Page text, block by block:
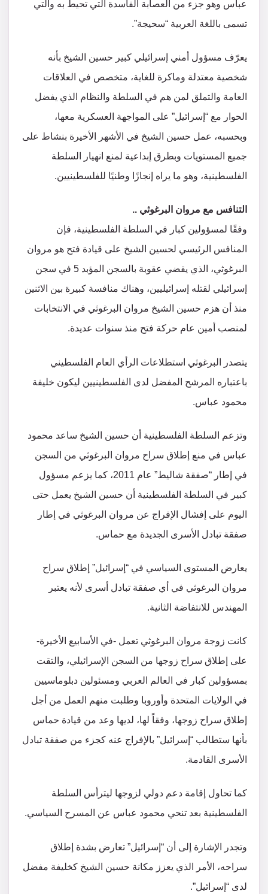
عباس وهو جزء من العصابة الفاسدة التي تحيط به والتي
تسمى باللغة العربية “سحيجة”.
يعرّف مسؤول أمني إسرائيلي كبير حسين الشيخ بأنه
شخصية معتدلة وماكرة للغاية، متخصص في العلاقات
العامة والتملق لمن هم في السلطة والنظام الذي يفضل
الحوار مع “إسرائيل” على المواجهة العسكرية معها،
وبحسبه، عمل حسين الشيخ في الأشهر الأخيرة بنشاط على
جميع المستويات وبطرق إبداعية لمنع انهيار السلطة
الفلسطينية، وهو ما يراه إنجازًا وطنيًا للفلسطينيين.
التنافس مع مروان البرغوثي ..
وفقًا لمسؤولين كبار في السلطة الفلسطينية، فإن
المنافس الرئيسي لحسين الشيخ على قيادة فتح هو مروان
البرغوثي، الذي يقضي عقوبة بالسجن المؤبد 5 في سجن
إسرائيلي لقتله إسرائيليين، وهناك منافسة كبيرة بين الاثنين
منذ أن هزم حسين الشيخ مروان البرغوثي في ​​الانتخابات
لمنصب أمين عام حركة فتح منذ سنوات عديدة.
يتصدر البرغوثي استطلاعات الرأي العام الفلسطيني
باعتباره المرشح المفضل لدى الفلسطينيين ليكون خليفة
محمود عباس.
وتزعم السلطة الفلسطينية أن حسين الشيخ ساعد محمود
عباس في منع إطلاق سراح مروان البرغوثي من السجن
في إطار “صفقة شاليط” عام 2011، كما يزعم مسؤول
كبير في السلطة الفلسطينية أن حسين الشيخ يعمل حتى
اليوم على إفشال الإفراج عن مروان البرغوثي في ​​إطار
صفقة تبادل الأسرى الجديدة مع حماس.
يعارض المستوى السياسي في “إسرائيل” إطلاق سراح
مروان البرغوثي في ​​أي صفقة تبادل أسرى لأنه يعتبر
المهندس للانتفاضة الثانية.
كانت زوجة مروان البرغوثي تعمل -في الأسابيع الأخيرة-
على إطلاق سراح زوجها من السجن الإسرائيلي، والتقت
بمسؤولين كبار في العالم العربي ومسئولين دبلوماسيين
في الولايات المتحدة وأوروبا وطلبت منهم العمل من أجل
إطلاق سراح زوجها، وفقاً لها، لديها وعد من قيادة حماس
بأنها ستطالب “إسرائيل” بالإفراج عنه كجزء من صفقة تبادل
الأسرى القادمة.
كما تحاول إقامة دعم دولي لزوجها ليترأس السلطة
الفلسطينية بعد تنحي محمود عباس عن المسرح السياسي.
وتجدر الإشارة إلى أن “إسرائيل” تعارض بشدة إطلاق
سراحه، الأمر الذي يعزز مكانة حسين الشيخ كخليفة مفضل
لدى “إسرائيل”.